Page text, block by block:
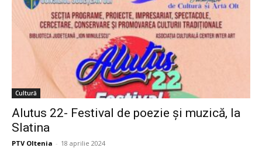
Cultură
Alutus 22- Festival de poezie și muzică, la
Slatina
PTV Oltenia - 18 aprilie 2024